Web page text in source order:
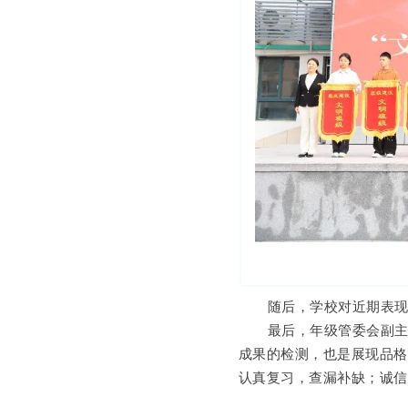
随后，学校对近期表
最后，年级管委会副
成果的检测，也是展现品
认真复习，查漏补缺；诚